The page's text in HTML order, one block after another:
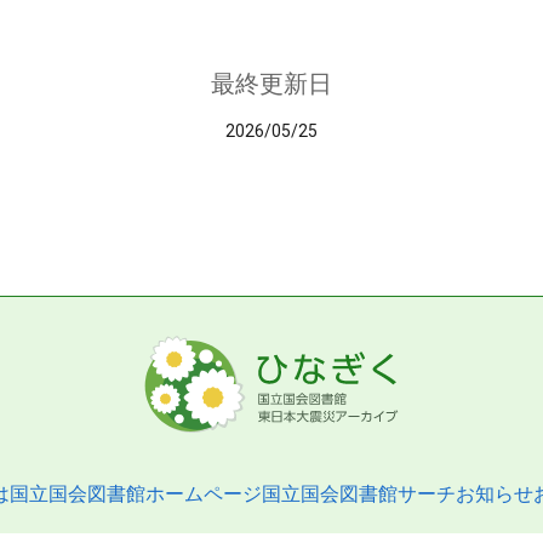
最終更新日
2026/05/25
国立国会図書館ホームページ国立国会図書館サーチお知らせ